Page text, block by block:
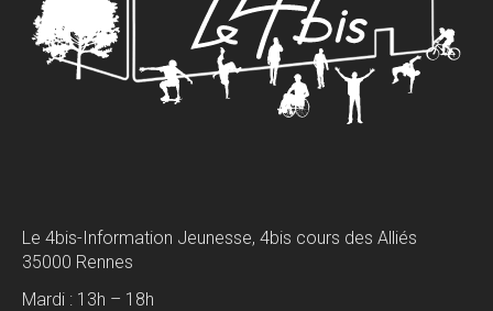
Le 4bis-Information Jeunesse, 4bis cours des Alliés
35000 Rennes
Mardi : 13h – 18h